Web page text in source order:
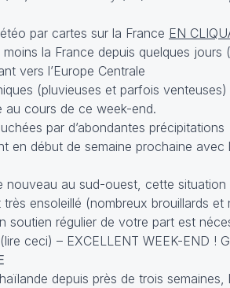
par cartes sur la France EN
la France depuis quelques
vers l’Europe Centrale
(pluvieuses et parfois
au cours de ce week-end.
par d’abondantes précipitations
en début de semaine prochaine
nouveau au sud-ouest, cette
ensoleillé (nombreux brouillards et
régulier de votre part est
lire ceci) – EXCELLENT WEEK-END !
depuis près de trois